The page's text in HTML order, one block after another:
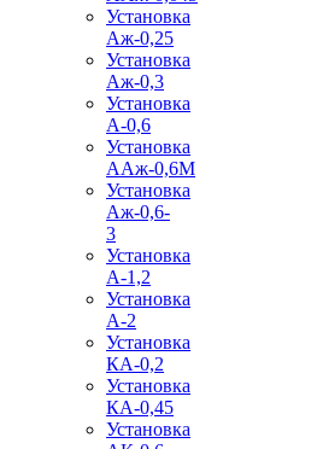
Установка
Аж-0,25
Установка
Аж-0,3
Установка
А-0,6
Установка
ААж-0,6М
Установка
Аж-0,6-
3
Установка
А-1,2
Установка
А-2
Установка
КА-0,2
Установка
КА-0,45
Установка